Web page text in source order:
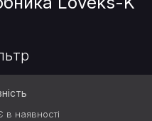
в наявності